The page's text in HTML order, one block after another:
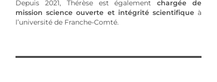
Depuis 2021, Thérèse est également chargée de
mission science ouverte et intégrité scientifique à
l’université de Franche-Comté.